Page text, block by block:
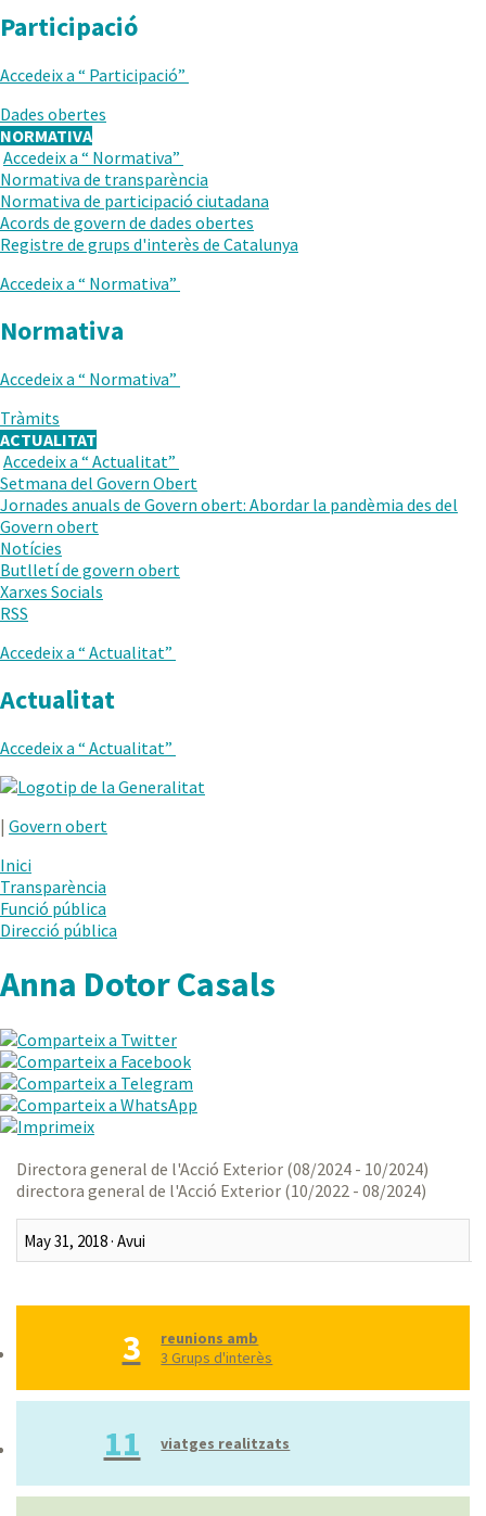
Participació
Accedeix a “ Participació”
Dades obertes
NORMATIVA
TORNAR
AL
NIVELL
ANTERIOR
Accedeix a “ Normativa”
Normativa de transparència
Normativa de participació ciutadana
Acords de govern de dades obertes
Registre de grups d'interès de Catalunya
Accedeix a “ Normativa”
Normativa
Accedeix a “ Normativa”
Tràmits
ACTUALITAT
TORNAR
AL
NIVELL
ANTERIOR
Accedeix a “ Actualitat”
Setmana del Govern Obert
Jornades anuals de Govern obert: Abordar la pandèmia des del
Govern obert
Notícies
Butlletí de govern obert
Xarxes Socials
RSS
Accedeix a “ Actualitat”
Actualitat
Accedeix a “ Actualitat”
.
en
nova
finestra.
| Govern obert
Inici
Transparència
Funció pública
Direcció pública
Anna Dotor Casals
Directora general de l'Acció Exterior (08/2024 - 10/2024)
directora general de l'Acció Exterior (10/2022 - 08/2024)
Darrers tres mesos
Rang personalitzat
3
reunions amb
3 Grups d'interès
11 viatges realitzats